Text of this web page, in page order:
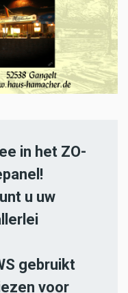
in het ZO-
u uw
gebruikt
voor